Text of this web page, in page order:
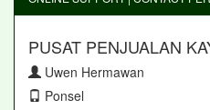
PUSAT PENJUALAN
Uwen Hermawan
Ponsel